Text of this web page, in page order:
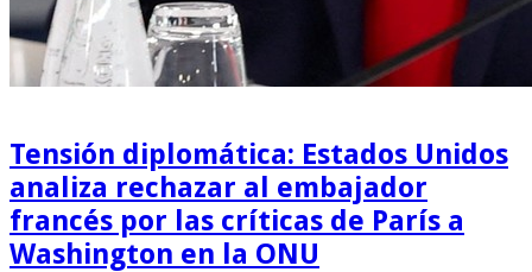
Tensión diplomática: Estados Unidos
analiza rechazar al embajador
francés por las críticas de París a
Washington en la ONU